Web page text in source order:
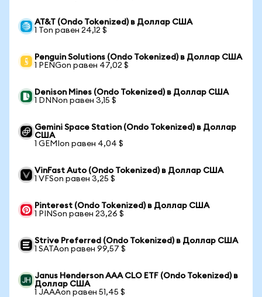
AT&T (Ondo Tokenized) в Доллар США
1 Ton равен 24,12 $
Penguin Solutions (Ondo Tokenized) в Доллар США
1 PENGon равен 47,02 $
Denison Mines (Ondo Tokenized) в Доллар США
1 DNNon равен 3,15 $
Gemini Space Station (Ondo Tokenized) в Доллар
США
1 GEMIon равен 4,04 $
VinFast Auto (Ondo Tokenized) в Доллар США
1 VFSon равен 3,25 $
Pinterest (Ondo Tokenized) в Доллар США
1 PINSon равен 23,26 $
Strive Preferred (Ondo Tokenized) в Доллар США
1 SATAon равен 99,57 $
Janus Henderson AAA CLO ETF (Ondo Tokenized) в
Доллар США
1 JAAAon равен 51,45 $